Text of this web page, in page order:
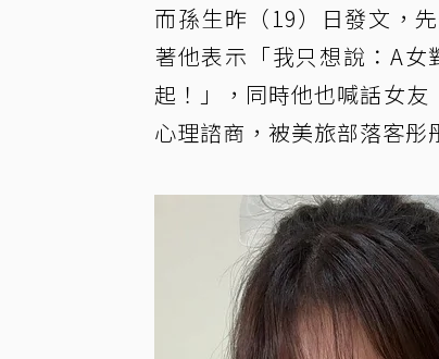
而孫生昨（19）日發文，
著他表示「我只想說：A
起！」，同時他也喊話女
心理諮商，被美旅部落客彤